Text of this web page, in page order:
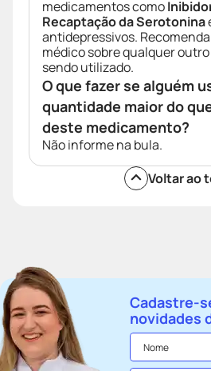
medicamentos como
Recaptação da Serotonina
antidepressivos.
médico sobre qualquer
sendo utilizado.
O que fazer se alguém
quantidade maior do
deste medicamento?
Não informe na bula.
Voltar ao
Cadastre-
novidades